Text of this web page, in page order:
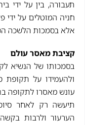
תעבורה, בין על ידי
חניה המוטלים על ידי
אלא בסמכות הלשכה
קציבת מאסר עולם
בסמכותו של הנשיא
ולהעמידו על תקופת
תיעשה רק לאחר
הערעור ולרבות